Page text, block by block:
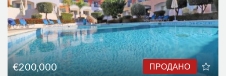
ПРОДАНО
€200,000